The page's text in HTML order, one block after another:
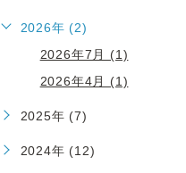
2026年 (2)
2026年7月 (1)
2026年4月 (1)
2025年 (7)
2024年 (12)